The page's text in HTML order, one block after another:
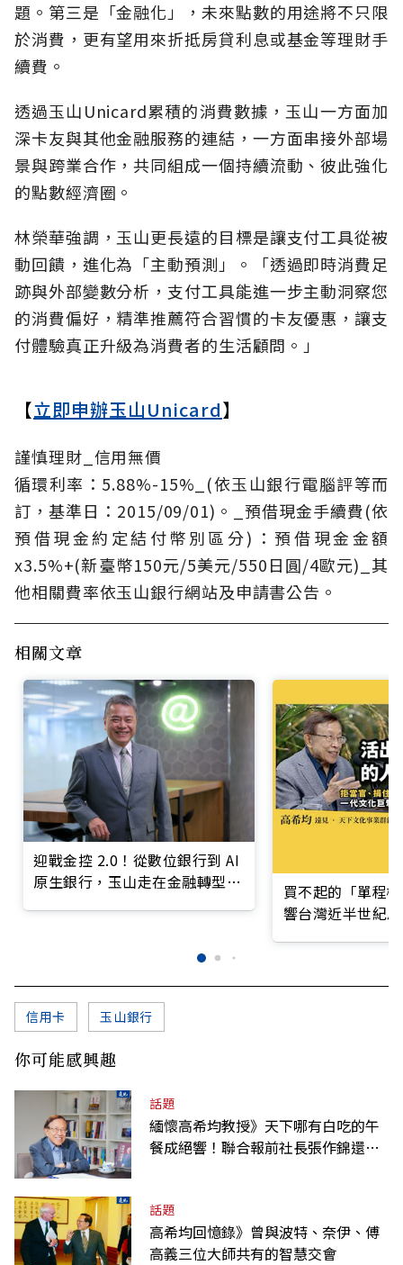
題。第三是「金融化」，未來點數的用途將不只限
於消費，更有望用來折抵房貸利息或基金等理財手
續費。
透過玉山Unicard累積的消費數據，玉山一方面加
深卡友與其他金融服務的連結，一方面串接外部場
景與跨業合作，共同組成一個持續流動、彼此強化
的點數經濟圈。
林榮華強調，玉山更長遠的目標是讓支付工具從被
動回饋，進化為「主動預測」。「透過即時消費足
跡與外部變數分析，支付工具能進一步主動洞察您
的消費偏好，精準推薦符合習慣的卡友優惠，讓支
付體驗真正升級為消費者的生活顧問。」
【立即申辦玉山Unicard】
謹慎理財_信用無價
循環利率：5.88%-15%_(依玉山銀行電腦評等而
訂，基準日：2015/09/01)。_預借現金手續費(依
預借現金約定結付幣別區分)：預借現金金額
x3.5%+(新臺幣150元/5美元/550日圓/4歐元)_其
他相關費率依玉山銀行網站及申請書公告。
相關文章
迎戰金控 2.0！從數位銀行到 AI
原生銀行，玉山走在金融轉型最
買不起的「單程
響台灣近半世紀
信用卡 玉山銀行
你可能感興趣
話題
緬懷高希均教授》天下哪有白吃的午
餐成絕響！聯合報前社長張作錦還原
話題
高希均回憶錄》曾與波特、奈伊、傅
高義三位大師共有的智慧交會